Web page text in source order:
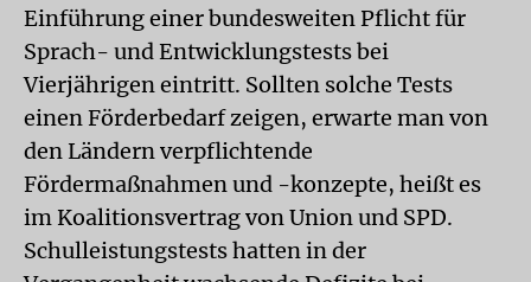
Einführung einer bundesweiten Pflicht für
Sprach- und Entwicklungstests bei
Vierjährigen eintritt. Sollten solche Tests
einen Förderbedarf zeigen, erwarte man von
den Ländern verpflichtende
Fördermaßnahmen und -konzepte, heißt es
im Koalitionsvertrag von Union und SPD.
Schulleistungstests hatten in der